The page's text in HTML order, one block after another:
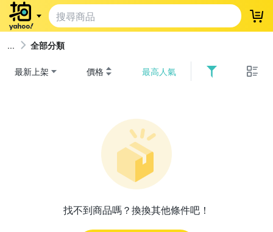
登
全部分類
最新上架 價格 最高人氣
找不到商品嗎？換換其他條件吧！